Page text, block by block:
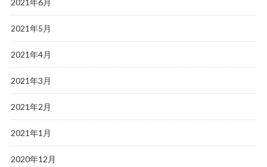
2021年5月
2021年4月
2021年3月
2021年2月
2021年1月
2020年12月